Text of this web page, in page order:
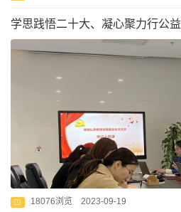
学思践悟二十大、凝心聚力行公益
18076浏览 2023-09-19